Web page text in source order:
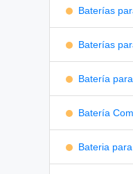
Baterías
Baterías
Batería
Batería
Bateria